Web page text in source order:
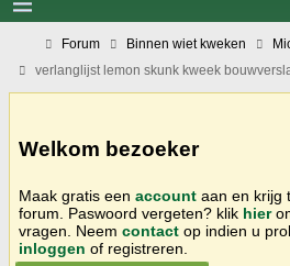
Forum Binnen wiet kweken
verlanglijst lemon skunk kweek
Welkom bezoeker
Maak gratis een account aan en krijg
forum. Paswoord vergeten? klik hier
vragen. Neem contact op indien u
inloggen of registreren.